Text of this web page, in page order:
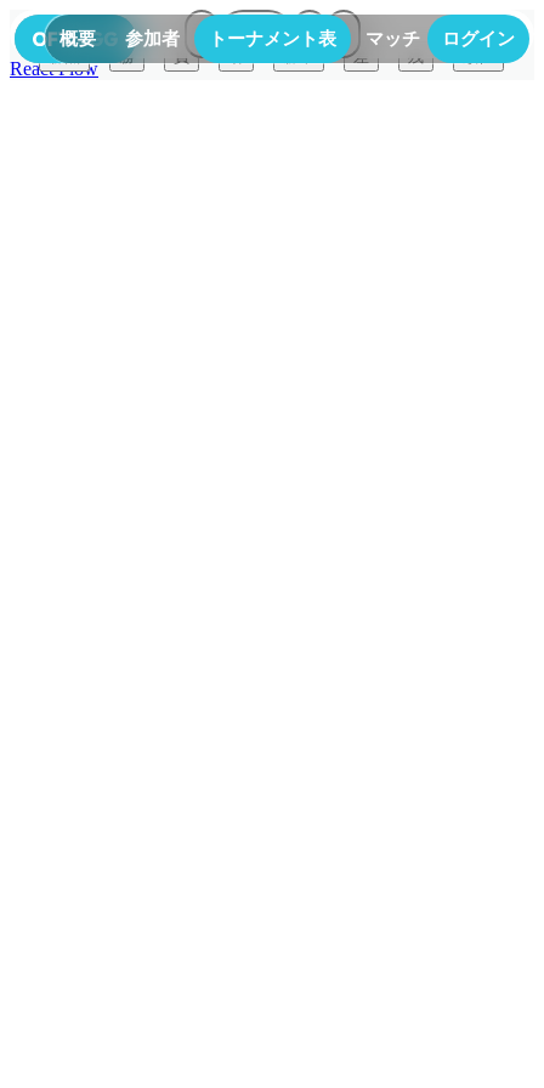
勝点 勝 負 差 残
100%
React Flow
概要 参加者 トーナメント表 マッチ 結果
ログイン